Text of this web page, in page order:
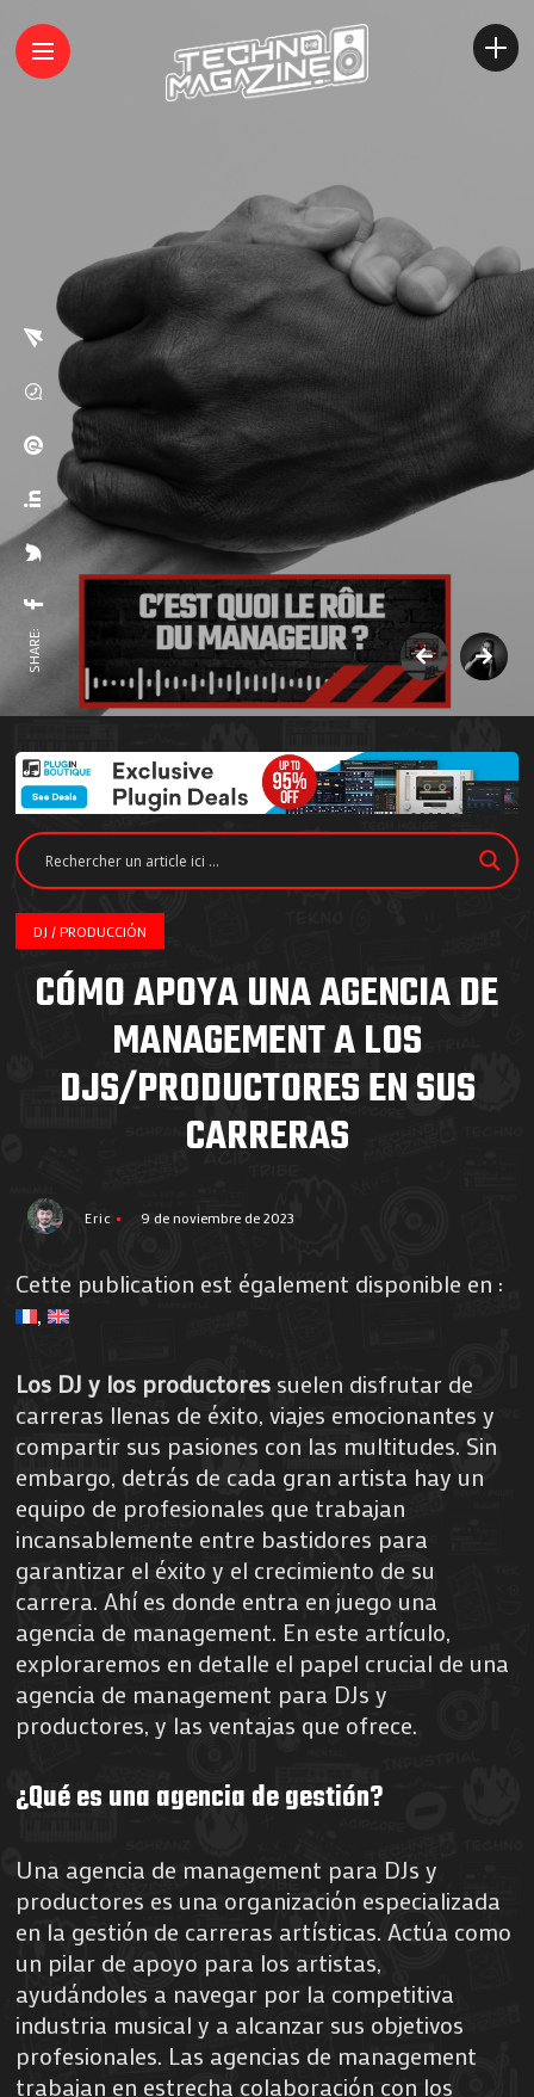
SHARE:
DJ / PRODUCCIÓN
CÓMO APOYA UNA AGENCIA DE
MANAGEMENT A LOS
DJS/PRODUCTORES EN SUS
CARRERAS
Eric 9 de noviembre de 2023
Cette publication est également disponible en :
Los DJ y los productores suelen disfrutar de
carreras llenas de éxito, viajes emocionantes y
compartir sus pasiones con las multitudes. Sin
embargo, detrás de cada gran artista hay un
equipo de profesionales que trabajan
incansablemente entre bastidores para
garantizar el éxito y el crecimiento de su
carrera. Ahí es donde entra en juego una
agencia de management. En este artículo,
exploraremos en detalle el papel crucial de una
agencia de management para DJs y
productores, y las ventajas que ofrece.
¿Qué es una agencia de gestión?
Una agencia de management para DJs y
productores es una organización especializada
en la gestión de carreras artísticas. Actúa como
un pilar de apoyo para los artistas,
ayudándoles a navegar por la competitiva
industria musical y a alcanzar sus objetivos
profesionales. Las agencias de management
trabajan en estrecha colaboración con los